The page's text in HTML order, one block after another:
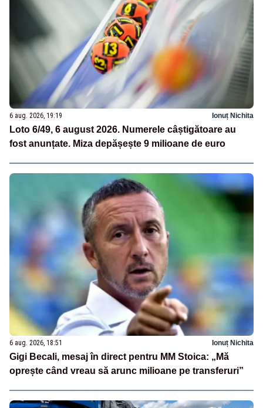
6 aug. 2026, 19:19 Ionuț Nichita
Loto 6/49, 6 august 2026. Numerele câștigătoare au
fost anunțate. Miza depășește 9 milioane de euro
6 aug. 2026, 18:51 Ionuț Nichita
Gigi Becali, mesaj în direct pentru MM Stoica: „Mă
oprește când vreau să arunc milioane pe transferuri”